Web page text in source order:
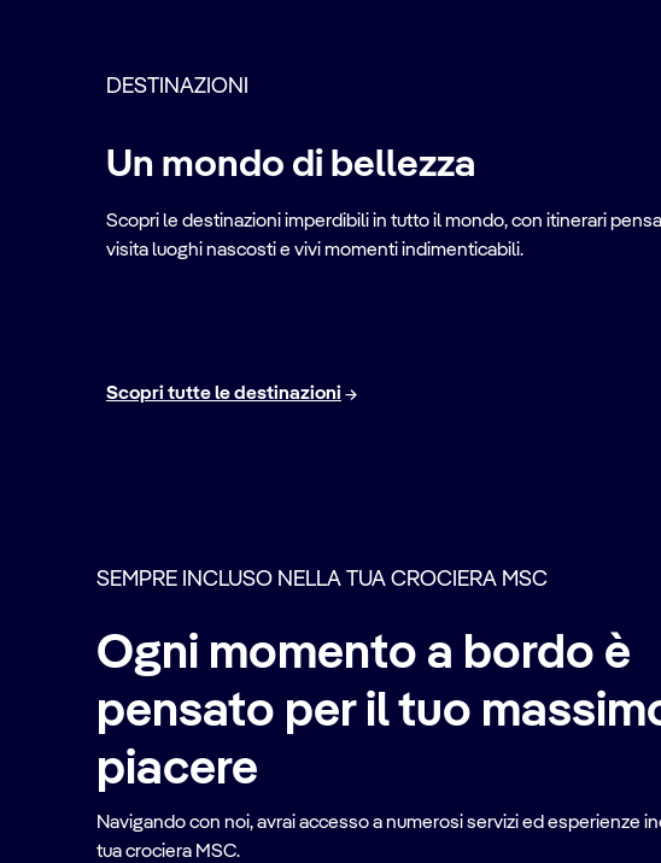
DESTINAZIONI
Un mondo di bellezza
Scopri le destinazioni imperdibili in tutto il mondo, con itinerari
visita luoghi nascosti e vivi momenti indimenticabili.
Mediterraneo Orientale
Città storiche, isole meravigliose e cucina deliziosa.
Scopri tutte le destinazioni
SEMPRE INCLUSO NELLA TUA CROCIERA MSC
Ogni momento a bordo è
pensato per il tuo
piacere
Navigando con noi, avrai accesso a numerosi servizi ed esperienze
tua crociera MSC.